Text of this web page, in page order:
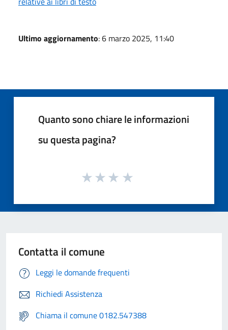
Ultimo aggiornamento: 6 marzo 2025, 11:40
Quanto sono chiare le informazioni
su questa pagina?
Contatta il comune
Leggi le domande frequenti
Richiedi Assistenza
Chiama il comune 0182.547388